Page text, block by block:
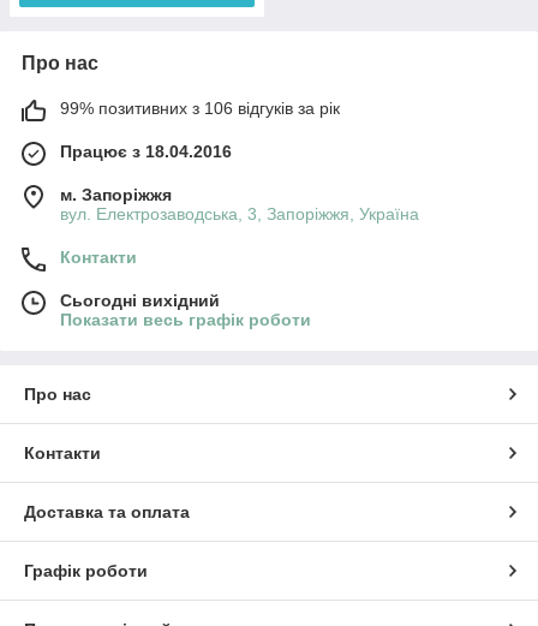
Про нас
99% позитивних з 106 відгуків за рік
Працює з 18.04.2016
м. Запоріжжя
вул. Електрозаводська, 3, Запоріжжя, Україна
Контакти
Сьогодні вихідний
Показати весь графік роботи
Про нас
Контакти
Доставка та оплата
Графік роботи